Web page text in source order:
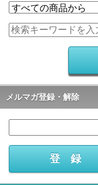
メルマガ登録・解除